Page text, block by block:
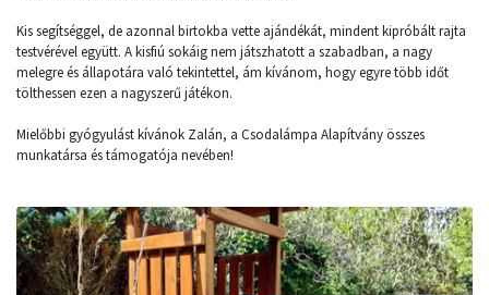
Kis segítséggel, de azonnal birtokba vette ajándékát, mindent kipróbált rajta
testvérével együtt. A kisfiú sokáig nem játszhatott a szabadban, a nagy
melegre és állapotára való tekintettel, ám kívánom, hogy egyre több időt
tölthessen ezen a nagyszerű játékon.
Mielőbbi gyógyulást kívánok Zalán, a Csodalámpa Alapítvány összes
munkatársa és támogatója nevében!